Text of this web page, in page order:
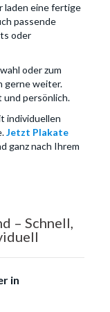
laden eine fertige
passende
oder
oder zum
gerne weiter.
und persönlich.
individuellen
Jetzt Plakate
ganz nach Ihrem
– Schnell,
in